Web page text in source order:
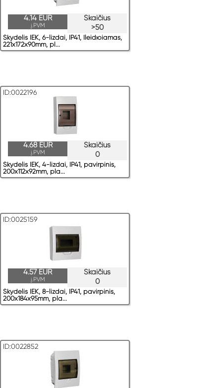
Skaičius
>50
4.14 EUR
į.PVM
Skydelis IEK, 6-lizdai, IP41, Ileidюiamas,
221x172x90mm, pl...
ID:0022196
Skaičius
0
4.68 EUR
į.PVM
Skydelis IEK, 4-lizdai, IP41, pavirрinis,
200x112x92mm, pla...
ID:0025159
Skaičius
0
4.57 EUR
į.PVM
Skydelis IEK, 8-lizdai, IP41, pavirрinis,
200x184x95mm, pla...
ID:0022852